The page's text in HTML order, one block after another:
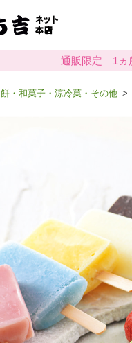
通販限定 1ヵ
餅・和菓子・涼冷菓・その他